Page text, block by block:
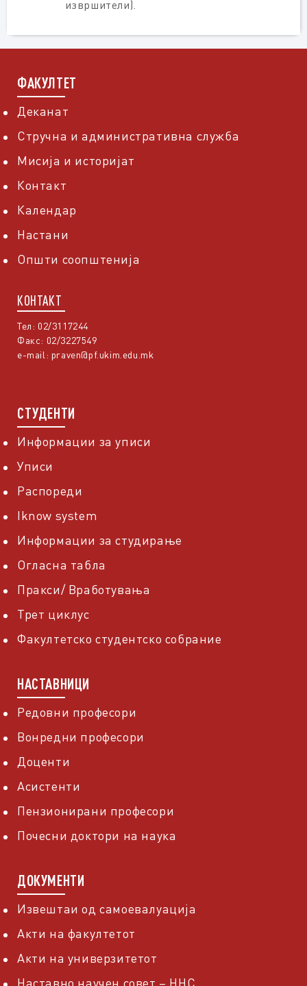
извршители).
ФАКУЛТЕТ
Деканат
Стручна и административна служба
Мисија и историјат
Контакт
Календар
Настани
Општи соопштенија
КОНТАКТ
Тел: 02/3117244
Факс: 02/3227549
e-mail: praven@pf.ukim.edu.mk
СТУДЕНТИ
Информации за уписи
Уписи
Распореди
Iknow system
Информации за студирање
Огласна табла
Пракси/ Вработувања
Трет циклус
Факултетско студентско собрание
НАСТАВНИЦИ
Редовни професори
Вонредни професори
Доценти
Асистенти
Пензионирани професори
Почесни доктори на наука
ДОКУМЕНТИ
Извештаи од самоевалуација
Акти на факултетот
Акти на универзитетот
Наставно научен совет – ННС